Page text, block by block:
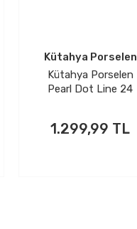
Kütahya Porselen
Kütahya Porselen
Pearl Dot Line 24
1.299,99 TL